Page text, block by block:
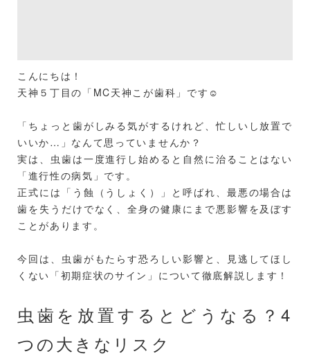
こんにちは！
天神５丁目の「MC天神こが歯科」です☺️
「ちょっと歯がしみる気がするけれど、忙しいし放置で
いいか…」なんて思っていませんか？
実は、虫歯は一度進行し始めると自然に治ることはない
「進行性の病気」です。
正式には「う蝕（うしょく）」と呼ばれ、最悪の場合は
歯を失うだけでなく、全身の健康にまで悪影響を及ぼす
ことがあります。
今回は、虫歯がもたらす恐ろしい影響と、見逃してほし
くない「初期症状のサイン」について徹底解説します！
虫歯を放置するとどうなる？4
つの大きなリスク